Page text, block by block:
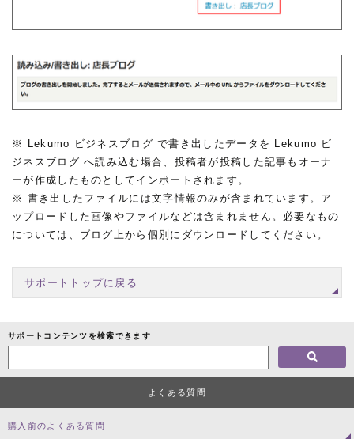
※ Lekumo ビジネスブログ で書き出したデータを Lekumo ビ
ジネスブログ へ読み込む場合、投稿者が投稿した記事もオーナ
ーが作成したものとしてインポートされます。
※ 書き出したファイルには文字情報のみが含まれています。ア
ップロードした画像やファイルなどは含まれません。必要なもの
については、ブログ上から個別にダウンロードしてください。
サポートトップに戻る
サポートコンテンツを検索できます
よくある質問
購入前のよくある質問